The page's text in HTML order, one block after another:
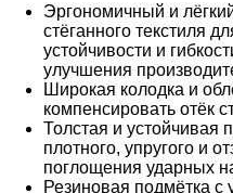
Эргономичный и
стёганного текстиля
устойчивости и
улучшения
Широкая колодка и
компенсировать отёк
Толстая и устойчивая
плотного, упругого и
поглощения ударных
Резиновая подмётка